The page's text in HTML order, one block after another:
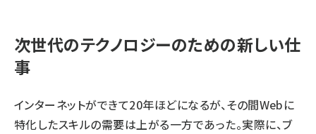
次世代のテクノロジーのための新しい仕
事
インターネットができて20年ほどになるが、その間Webに
特化したスキルの需要は上がる一方であった。実際に、ブ